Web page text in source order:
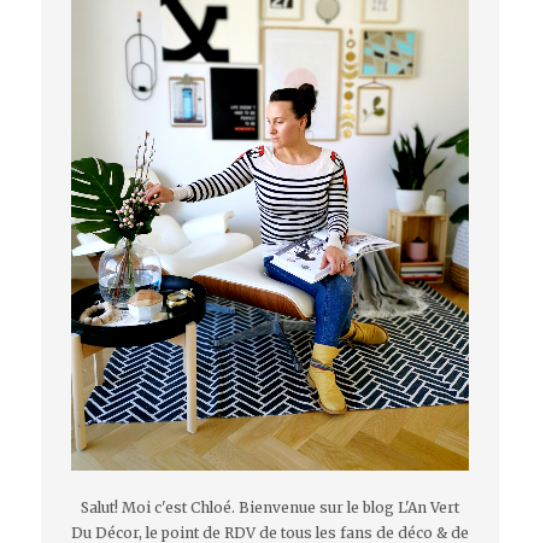
Salut! Moi c'est Chloé. Bienvenue sur le blog L'An Vert
Du Décor, le point de RDV de tous les fans de déco & de